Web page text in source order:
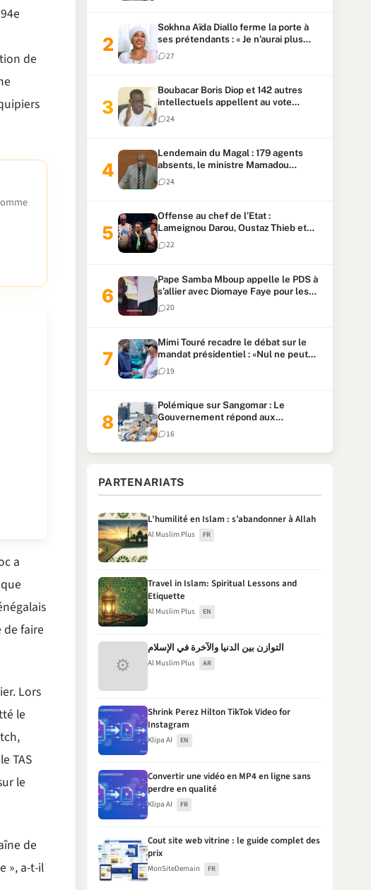
de
a
de faire
Lors
le
TAS
le
de
», a-t-il
Sokhna Aïda Diallo ferme la porte à
ses prétendants : « Je n’aurai plus
jamais un autre mari »
27
Boubacar Boris Diop et 142 autres
intellectuels appellent au vote
urgent de la révision
constitutionnelle
24
Lendemain du Magal : 179 agents
absents, le ministre Mamadou
Lamine Dianté exige des explications
24
Offense au chef de l’Etat :
Lameignou Darou, Oustaz Thieb et
Ndiaye Touba lourdement
condamnés
22
Pape Samba Mboup appelle le PDS à
s’allier avec Diomaye Faye pour les
locales et tacle Sonko
20
Mimi Touré recadre le débat sur le
mandat présidentiel : «Nul ne peut
faire plus de deux mandats
consécutifs de 5 ans»
19
Polémique sur Sangomar : Le
Gouvernement répond aux
accusations et clarifie le partage des
milliards
16
PARTENARIATS
L’humilité en Islam : s’abandonner à Allah
Al Muslim Plus FR
Travel in Islam: Spiritual Lessons and
Etiquette
Al Muslim Plus EN
⚙
التوازن بين الدنيا والآخرة في الإسلام
Al Muslim Plus AR
Shrink Perez Hilton TikTok Video for
Instagram
Klipa AI EN
Convertir une vidéo en MP4 en ligne sans
perdre en qualité
Klipa AI FR
Cout site web vitrine : le guide complet des
prix
MonSiteDemain FR